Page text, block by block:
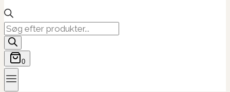
Products
search
0